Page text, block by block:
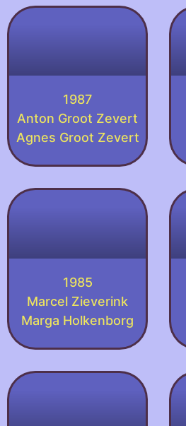
1987
Anton Groot Zevert
Agnes Groot Zevert
1985
Marcel Zieverink
Marga Holkenborg